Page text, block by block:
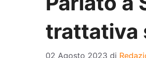
trattativa
02 Agosto 2023 di